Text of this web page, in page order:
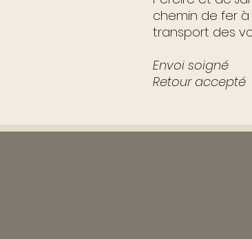
chemin de fer
transport des
Envoi soigné
Retour accepté